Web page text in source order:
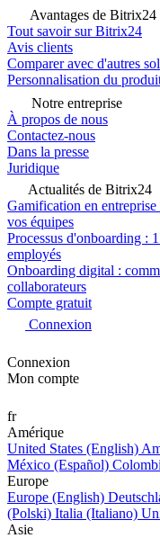
Avantages de Bitrix24
Tout savoir sur Bitrix24
Avis clients
Comparer avec d'autres
Personnalisation du
Notre entreprise
À propos de nous
Contactez-nous
Dans la presse
Juridique
Actualités de Bitrix24
Gamification en
vos équipes
Processus d'onboarding :
employés
Onboarding digital :
collaborateurs
Compte gratuit
Connexion
Connexion
Mon compte
fr
Amérique
United States (English)
México (Español)
Europe
Europe (English)
(Polski) Italia (Italiano)
Asie